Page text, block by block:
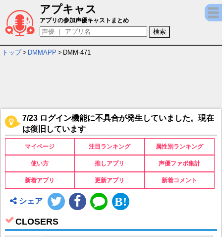
アプキャス
CLOSERS キャラ＆声優（CV）一覧
アプリの参加声優キャストまとめ
トップ > DMMAPP > DMM-471
7/23 ログイン機能に不具合が発生していました。現在
は復旧しています
マイページ 注目ランキング 属性別ランキング
使い方 推しアプリ 声優ファボ集計
新着アプリ 更新アプリ 新着コメント
シェア
CLOSERS